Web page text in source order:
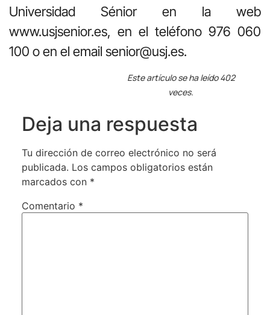
Universidad Sénior en la web
www.usjsenior.es, en el teléfono 976 060
100 o en el email senior@usj.es.
Este artículo se ha leído 402
veces.
Deja una respuesta
Tu dirección de correo electrónico no será
publicada. Los campos obligatorios están
marcados con *
Comentario *